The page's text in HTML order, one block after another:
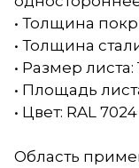
• Толщина
• Толщина
• Размер
• Площадь
• Цвет: RAL
Область